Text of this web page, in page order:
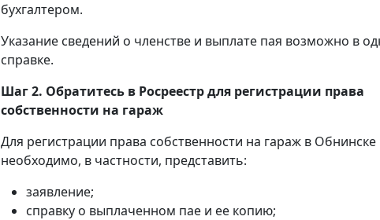
бухгалтером.
Указание сведений о членстве и выплате пая возможно в
справке.
Шаг 2. Обратитесь в Росреестр для регистрации права
собственности на гараж
Для регистрации права собственности на гараж в Обнинске
необходимо, в частности, представить:
заявление;
справку о выплаченном пае и ее копию;